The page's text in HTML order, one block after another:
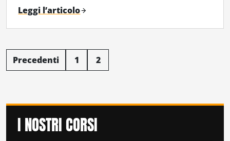
Leggi l’articolo
Navigazione
articoli
Precedenti 1 2
I NOSTRI CORSI